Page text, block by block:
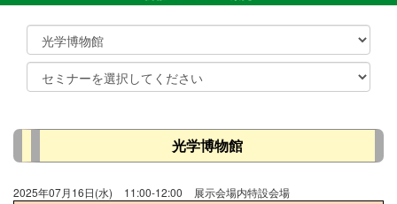
光学博物館
2025年07月16日(水) 11:00-12:00
展示会場内特設会場